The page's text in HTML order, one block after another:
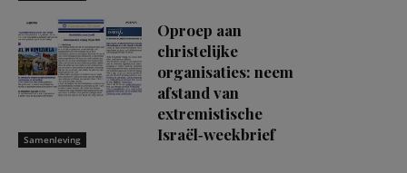
Samenleving
Oproep aan
christelijke
organisaties: neem
afstand van
extremistische
Israël‑weekbrief